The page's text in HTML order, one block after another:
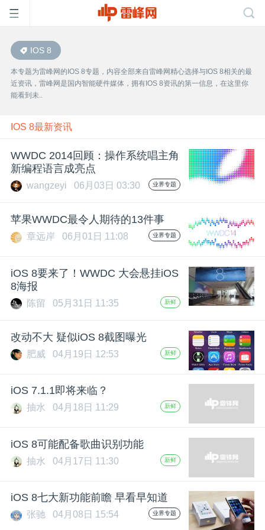
首
页
雷
峰
公
课
活
中
心
专
IOS 8
本专题为雷峰网的IOS 8专题，内容全部来自雷峰网精心选择与IOS 8相关的最
近资讯，雷峰网是国内智能硬件媒体，拥有IOS 8资讯的第一信息，在这里你
能看到未..
IOS 8最新资讯
WWDC 2014回顾：操作系统唱主角
新编程语言成亮点
wangzeyi 06月03日 03:30 业界专题
苹果WWDC最令人期待的13件事
章远岸 06月01日 11:08 业界专题
iOS 8要来了！WWDC 大会悬挂iOS
8海报
陈留 05月31日 11:35 新鲜
改动不大 疑似iOS 8截图曝光
肥威 04月19日 12:53 新鲜
iOS 7.1.1即将来临？
抽水 04月18日 11:29 新鲜
iOS 8可能配备歌曲识别功能
抽水 04月17日 11:30 新鲜
iOS 8七大新功能前瞻 早看早知道
张驰 04月08日 15:54 业界专题